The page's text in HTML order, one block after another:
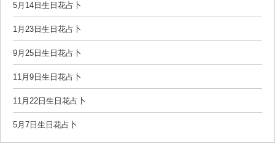
5月14日生日花占卜
1月23日生日花占卜
9月25日生日花占卜
11月9日生日花占卜
11月22日生日花占卜
5月7日生日花占卜